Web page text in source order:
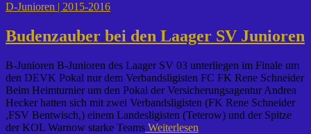
D-Junioren | 2015-2016
Budenzauber bei den Laager SV Junioren
B-Junioren B-Junioren des Laager SV 03 unterliegen im Finale um
den DEVK Pokal nur dem Verbandsligisten FC FK Rene Schneider
Beim Heimturnier um den Pokal der Versicherungsagentur Andrea
Hecker hatten sich mit zwei Verbandsligisten (FK Rene Schneider
,FSV Bentwisch,) einem Landesligisten (Teterow) und der Spitze
der KOL Warnow starke Teams Weiterlesen